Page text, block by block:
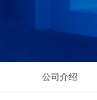
公司介绍